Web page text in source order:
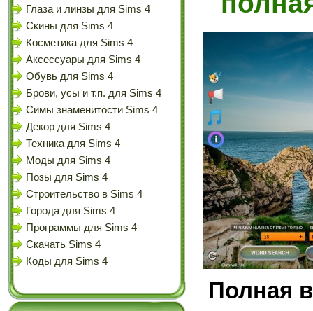
Глаза и линзы для Sims 4
Скины для Sims 4
Косметика для Sims 4
Аксессуары для Sims 4
Обувь для Sims 4
Брови, усы и т.п. для Sims 4
Симы знаменитости Sims 4
Декор для Sims 4
Техника для Sims 4
Моды для Sims 4
Позы для Sims 4
Строительство в Sims 4
Города для Sims 4
Программы для Sims 4
Скачать Sims 4
Коды для Sims 4
Полная